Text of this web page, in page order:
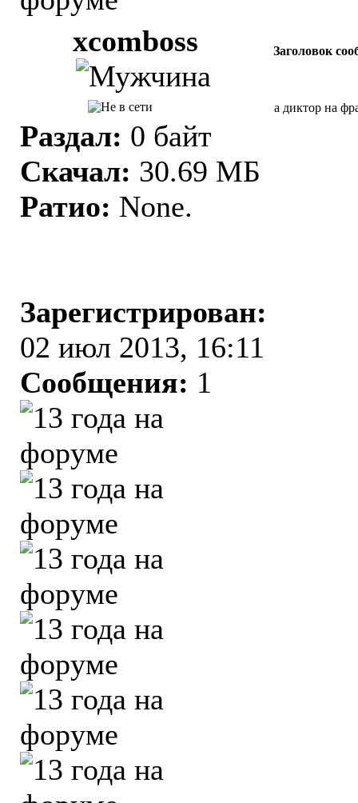
xcomboss Заголовок
Раздал: 0 байт
Скачал: 30.69 МБ
Ратио: None.
Зарегистрирован:
02 июл 2013, 16:11
Сообщения: 1
а диктор на